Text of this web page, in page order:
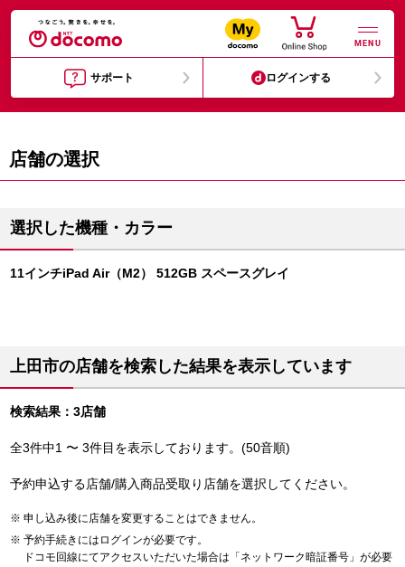
MENU
サポート ログインする
店舗の選択
選択した機種・カラー
11インチiPad Air（M2） 512GB スペースグレイ
上田市の店舗を検索した結果を表示しています
検索結果：3店舗
全3件中1 〜 3件目を表示しております。(50音順)
予約申込する店舗/購入商品受取り店舗を選択してください。
申し込み後に店舗を変更することはできません。
予約手続きにはログインが必要です。
ドコモ回線にてアクセスいただいた場合は「ネットワーク暗証番号」が必要